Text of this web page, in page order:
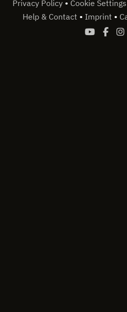
Privacy Policy • Cookie Settings
Help & Contact • Imprint •